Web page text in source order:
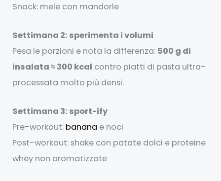
Snack: mele con mandorle
Settimana 2: sperimenta i volumi
Pesa le porzioni e nota la differenza: 500 g di
insalata ≈ 300 kcal contro piatti di pasta ultra-
processata molto più densi.
Settimana 3: sport-ify
Pre-workout: banana e noci
Post-workout: shake con patate dolci e proteine
whey non aromatizzate